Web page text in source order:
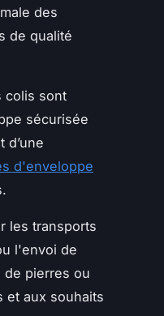
des
de qualité
colis sont
sécurisée
d'enveloppe
les transports
l'envoi de
de pierres ou
et aux souhaits